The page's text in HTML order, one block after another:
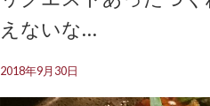
えないな…
2018年9月30日